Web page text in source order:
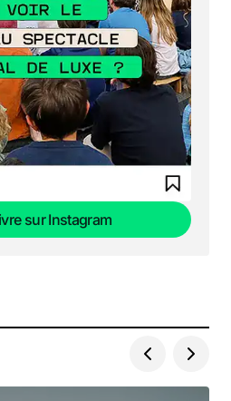
sur Instagram